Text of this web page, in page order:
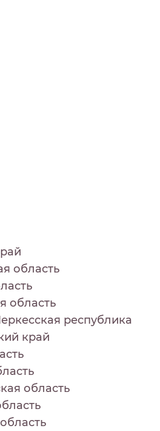
область
область
республика
край
область